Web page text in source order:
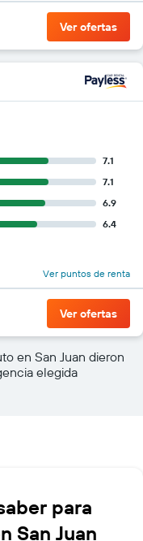
Ver ofertas
7.1
7.1
6.9
6.4
Ver puntos de renta
Ver ofertas
en San Juan dieron
elegida
para
San Juan